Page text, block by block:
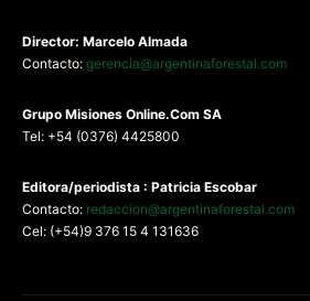
Director: Marcelo Almada
Contacto: gerencia@argentinaforestal.com
Grupo Misiones Online.Com SA
Tel: +54 (0376) 4425800
Editora/periodista : Patricia Escobar
Contacto: redaccion@argentinaforestal.com
Cel: (+54)9 376 15 4 131636